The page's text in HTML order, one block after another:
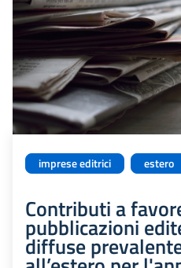
imprese editrici estero
Contributi a
pubblicazioni
diffuse